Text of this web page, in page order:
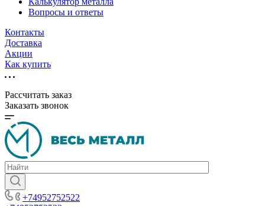
Вопросы и ответы
Контакты
Доставка
Акции
Как купить
Рассчитать заказ
Заказать звонок
+74952752522